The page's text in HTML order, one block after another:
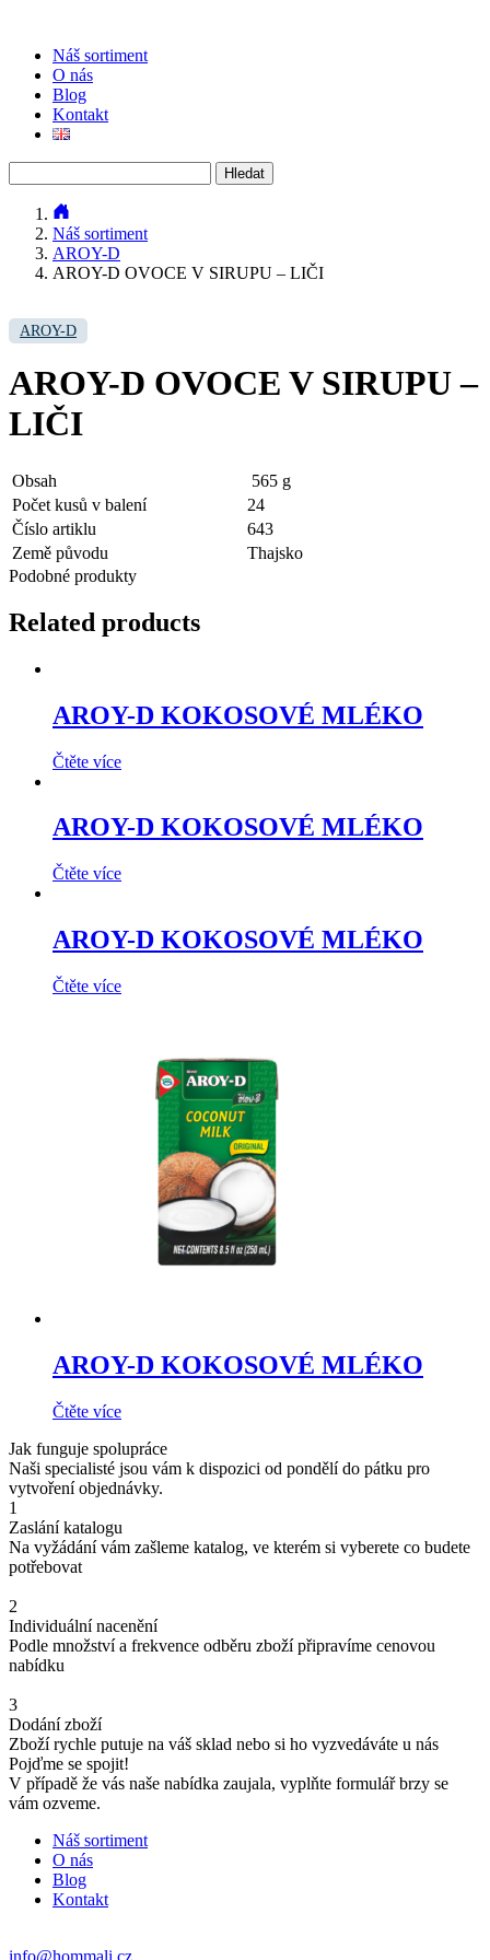
Náš sortiment
O nás
Blog
Kontakt
Náš sortiment
AROY-D
AROY-D OVOCE V SIRUPU – LIČI
AROY-D
AROY-D OVOCE V SIRUPU –
LIČI
Obsah
565 g
Počet kusů v balení
24
Číslo artiklu
643
Země původu
Thajsko
Podobné produkty
Related products
AROY-D KOKOSOVÉ MLÉKO
Čtěte více
AROY-D KOKOSOVÉ MLÉKO
Čtěte více
AROY-D KOKOSOVÉ MLÉKO
Čtěte více
AROY-D KOKOSOVÉ MLÉKO
Čtěte více
Jak funguje spolupráce
Naši specialisté jsou vám k dispozici od pondělí do pátku pro
vytvoření objednávky.
1
Zaslání katalogu
Na vyžádání vám zašleme katalog, ve kterém si vyberete co budete
potřebovat
2
Individuální nacenění
Podle množství a frekvence odběru zboží připravíme cenovou
nabídku
3
Dodání zboží
Zboží rychle putuje na váš sklad nebo si ho vyzvedáváte u nás
Pojďme se spojit!
V případě že vás naše nabídka zaujala, vyplňte formulář brzy se
vám ozveme.
Náš sortiment
O nás
Blog
Kontakt
info@hommali.cz